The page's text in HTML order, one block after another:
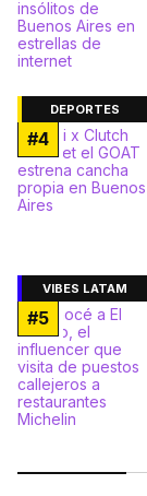
DEPORTES
#4
VIBES LATAM
#5